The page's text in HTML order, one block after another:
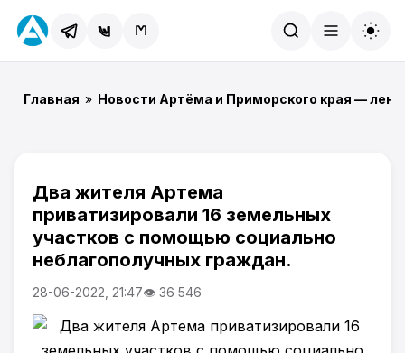
Главная » Новости Артёма и Приморского края —
Два жителя Артема
приватизировали 16 земельных
участков с помощью социально
неблагополучных граждан.
28-06-2022, 21:47👁 36 546